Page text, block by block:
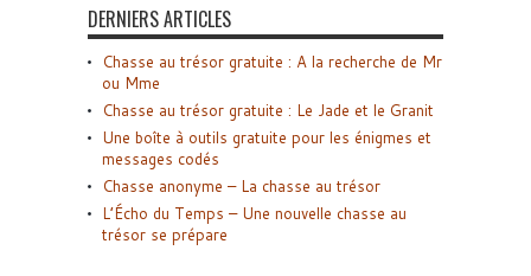
DERNIERS ARTICLES
Chasse au trésor gratuite : A la recherche de Mr
ou Mme
Chasse au trésor gratuite : Le Jade et le Granit
Une boîte à outils gratuite pour les énigmes et
messages codés
Chasse anonyme – La chasse au trésor
L’Écho du Temps – Une nouvelle chasse au
trésor se prépare